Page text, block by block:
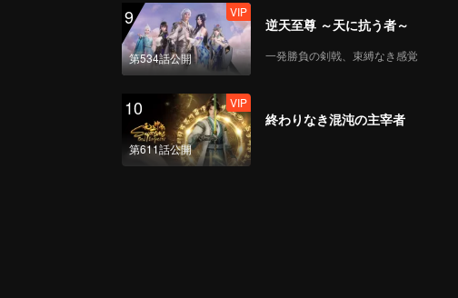
9
第534話公開
VIP
逆天至尊 ～天に抗う者～
一発勝負の剣戟、束縛なき感覚
10
第611話公開
VIP
終わりなき混沌の主宰者